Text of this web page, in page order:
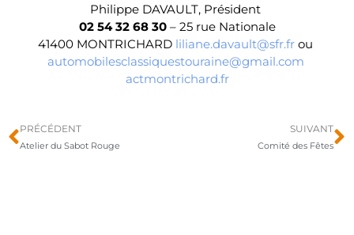
Philippe DAVAULT, Président
02 54 32 68 30– 25 rue Nationale
41400 MONTRICHARD liliane.davault@sfr.fr ou
automobilesclassiquestouraine@gmail.com
actmontrichard.fr
PRÉCÉDENT
Atelier du Sabot Rouge
SUIVANT
Comité des Fêtes